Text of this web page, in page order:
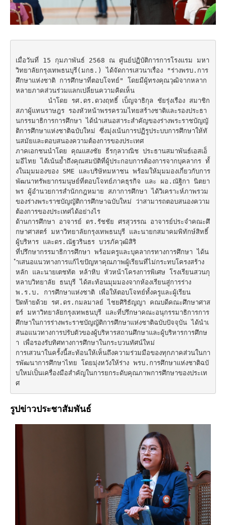
เมื่อวันที่ 15 กุมภาพันธ์ 2568 ณ ศูนย์ปฏิบัติการการโรงแรม มหา
วิทยาลัยกรุงเทพธนบุรี(มกธ.) ได้จัดการเสวนาเรื่อง "ร่างพรบ.การ
ศึกษาแห่งชาติ การศึกษาที่ตอบโจทย์" โดยมีผู้ทรงคุณวุฒิจากหลาก
หลายภาคส่วนร่วมแลกเปลี่ยนความคิดเห็น
สภาผู้แทนราษฎร รองหัวหน้าพรรครวมไทยสร้างชาติและรองประธา
นกรรมาธิการการศึกษา ได้นำเสนอสาระสำคัญของร่างพระราชบัญญั
ติการศึกษาแห่งชาติฉบับใหม่ ซึ่งมุ่งเน้นการปฏิรูประบบการศึกษาให้ทั
นสมัยและตอบสนองความต้องการของประเทศ
ภาคเอกชนนำโดย คุณแสงชัย ธีรกุลวาณิช ประธานสมาพันธ์เอสเอ็
มอีไทย ได้เน้นย้ำถึงคุณสมบัติที่ผู้ประกอบการต้องการจากบุคลากร ทั้
งในมุมมองของ SME และบริษัทมหาชน พร้อมให้มุมมองเกี่ยวกับการ
พัฒนาทรัพยากรมนุษย์ที่ตอบโจทย์ภาคธุรกิจ และ ผอ.ณัฐิกา นิตยา
พร ผู้อำนวยการสำนักกฎหมาย สภาการศึกษา ได้วิเคราะห์ภาพรวม
ของร่างพระราชบัญญัติการศึกษาฉบับใหม่ ว่าสามารถตอบสนองความ
ต้องการของประเทศได้อย่างไร
ด้านการศึกษา อาจารย์ ดร.รัชชัย ศรสุวรรณ อาจารย์ประจำคณะศึ
กษาศาสตร์ มหาวิทยาลัยกรุงเทพธนบุรี และนายกสมาคมพิทักษ์สิทธิ์
ผู้บริหาร และดร.ณัฐวรินธร บวรภัควุฒิสิริ
ที่ปรึกษากรรมาธิการศึกษา พร้อมครูและบุคลากรทางการศึกษา ได้น
ำเสนอแนวทางการแก้ไขปัญหาคุณภาพผู้เรียนที่ไม่กระทบโครงสร้าง
หลัก และนายเตชทัต หล้าหิบ หัวหน้าโครงการพิเศษ โรงเรียนสวนกุ
หลาบวิทยาลัย ธนบุรี ได้สะท้อนมุมมองจากห้องเรียนสู่การร่าง
พ.ร.บ. การศึกษาแห่งชาติ เพื่อให้ตอบโจทย์ทั้งครูและผู้เรียน
ปิดท้ายด้วย รศ.ดร.กมลมาลย์ ไชยศิริธัญญา คณบดีคณะศึกษาศาส
ตร์ มหาวิทยาลัยกรุงเทพธนบุรี และที่ปรึกษาคณะอนุกรรมาธิการการ
ศึกษาในการร่างพระราชบัญญัติการศึกษาแห่งชาติฉบับปัจจุบัน ได้นำเ
สนอแนวทางการปรับตัวของผู้บริหารสถานศึกษาและผู้บริหารการศึกษ
า เพื่อรองรับทิศทางการศึกษาในกระบวนทัศน์ใหม่
การเสวนาในครั้งนี้สะท้อนให้เห็นถึงความร่วมมือของทุกภาคส่วนในกา
รพัฒนาการศึกษาไทย โดยมุ่งหวังให้ร่าง พรบ.การศึกษาแห่งชาติฉบั
บใหม่เป็นเครื่องมือสำคัญในการยกระดับคุณภาพการศึกษาของประเท
ศ
รูปข่าวประชาสัมพันธ์